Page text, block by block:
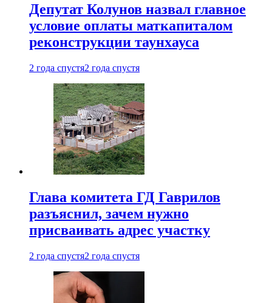
Депутат Колунов назвал главное
условие оплаты маткапиталом
реконструкции таунхауса
2 года спустя2 года спустя
Глава комитета ГД Гаврилов
разъяснил, зачем нужно
присваивать адрес участку
2 года спустя2 года спустя